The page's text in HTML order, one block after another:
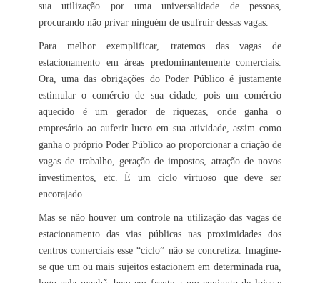
sua utilização por uma universalidade de pessoas,
procurando não privar ninguém de usufruir dessas vagas.
Para melhor exemplificar, tratemos das vagas de
estacionamento em áreas predominantemente comerciais.
Ora, uma das obrigações do Poder Público é justamente
estimular o comércio de sua cidade, pois um comércio
aquecido é um gerador de riquezas, onde ganha o
empresário ao auferir lucro em sua atividade, assim como
ganha o próprio Poder Público ao proporcionar a criação de
vagas de trabalho, geração de impostos, atração de novos
investimentos, etc. É um ciclo virtuoso que deve ser
encorajado.
Mas se não houver um controle na utilização das vagas de
estacionamento das vias públicas nas proximidades dos
centros comerciais esse “ciclo” não se concretiza. Imagine-
se que um ou mais sujeitos estacionem em determinada rua,